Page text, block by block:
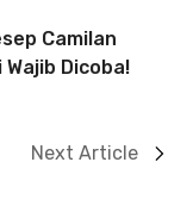
Camilan
Dicoba!
Next Article